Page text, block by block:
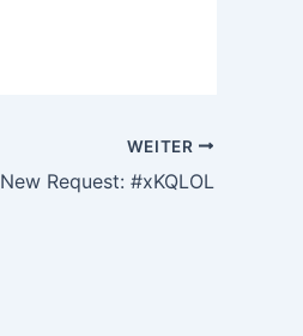
WEITER
New Request: #xKQLOL